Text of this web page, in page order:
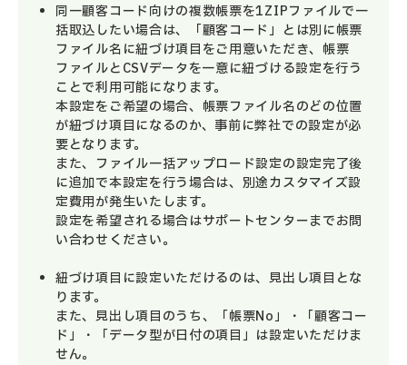
同一顧客コード向けの複数帳票を1ZIPファイルで一
括取込したい場合は、「顧客コード」とは別に帳票
ファイル名に紐づけ項目をご用意いただき、帳票
ファイルとCSVデータを一意に紐づける設定を行う
ことで利用可能になります。
本設定をご希望の場合、帳票ファイル名のどの位置
が紐づけ項目になるのか、事前に弊社での設定が必
要となります。
また、ファイル一括アップロード設定の設定完了後
に追加で本設定を行う場合は、別途カスタマイズ設
定費用が発生いたします。
設定を希望される場合はサポートセンターまでお問
い合わせください。
紐づけ項目に設定いただけるのは、見出し項目とな
ります。
また、見出し項目のうち、「帳票No」・「顧客コー
ド」・「データ型が日付の項目」は設定いただけま
せん。